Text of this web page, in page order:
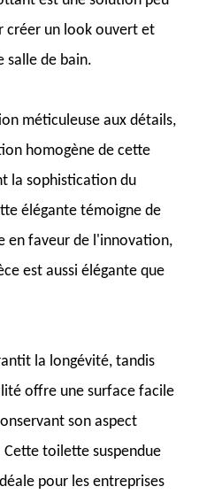
créer un look ouvert et
salle de bain.
méticuleuse aux détails,
homogène de cette
la sophistication du
élégante témoigne de
en faveur de l'innovation,
est aussi élégante que
la longévité, tandis
offre une surface facile
son aspect
toilette suspendue
pour les entreprises